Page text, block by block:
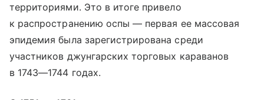
территориями. Это в итоге привело
к распространению оспы — первая ее массовая
эпидемия была зарегистрирована среди
участников джунгарских торговых караванов
в 1743—1744 годах.